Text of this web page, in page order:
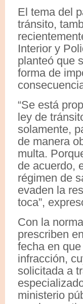
El tema del
tránsito,
Interior y
planteó que
forma de
“Se está
ley de
solamente,
de manera
multa.
de acuerdo,
régimen de
evaden la
toca”,
Con la
prescriben
fecha en
infracción,
solicitada a
ministerio